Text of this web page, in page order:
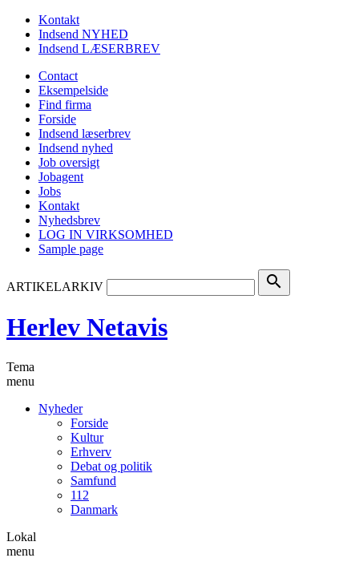
Kontakt
Indsend NYHED
Indsend LÆSERBREV
Contact
Eksempelside
Find firma
Forside
Indsend læserbrev
Indsend nyhed
Job oversigt
Jobagent
Jobs
Kontakt
Nyhedsbrev
LOG IN VIRKSOMHED
Sample page
ARTIKELARKIV search
Herlev Netavis
Tema
menu
Nyheder
Forside
Kultur
Erhverv
Debat og politik
Samfund
112
Danmark
Lokal
menu